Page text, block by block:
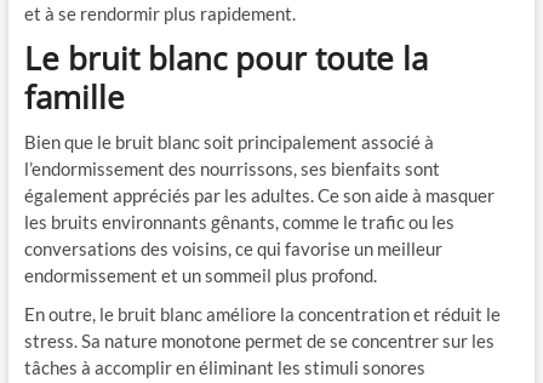
et à se rendormir plus rapidement.
Le bruit blanc pour toute la
famille
Bien que le bruit blanc soit principalement associé à
l’endormissement des nourrissons, ses bienfaits sont
également appréciés par les adultes. Ce son aide à masquer
les bruits environnants gênants, comme le trafic ou les
conversations des voisins, ce qui favorise un meilleur
endormissement et un sommeil plus profond.
En outre, le bruit blanc améliore la concentration et réduit le
stress. Sa nature monotone permet de se concentrer sur les
tâches à accomplir en éliminant les stimuli sonores